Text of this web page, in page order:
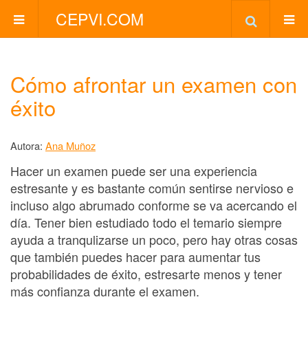
CEPVI.COM
Cómo afrontar un examen con
éxito
Autora: Ana Muñoz
Hacer un examen puede ser una experiencia
estresante y es bastante común sentirse nervioso e
incluso algo abrumado conforme se va acercando el
día. Tener bien estudiado todo el temario siempre
ayuda a tranqulizarse un poco, pero hay otras cosas
que también puedes hacer para aumentar tus
probabilidades de éxito, estresarte menos y tener
más confianza durante el examen.